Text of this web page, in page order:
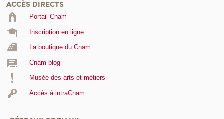
ACCÈS DIRECTS
Portail Cnam
Inscription en ligne
La boutique du Cnam
Cnam blog
Musée des arts et métiers
Accès à intraCnam